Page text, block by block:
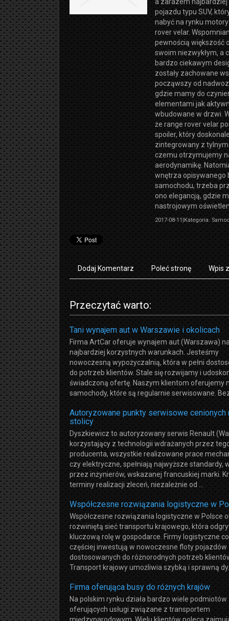
a zarazem
pojazdu typu SUV,
nabyć na rynku
rover velar.
pewnością większość
swoim niezwykłym, a
bardzo ciekawym
zostały zachowane
począwszy od
gdzie mamy do
elementami jak
wbudowane w drzwi.
że range rover velar
spoiler, który
zintegrowany z
czemu otrzymujemy
aerodynamikę.
wnętrza opisywanego
samochodu, trzeba
ono elegancją, gdzie
nastrojowym
2017-08-11 Kategoria:
Dodaj Komentarz Poleć stronę Wpis
Przeczytać warto:
Tani wynajem aut w Warszawie i okolicach
Firma ArtCar oferuje wynajem aut (Warszawa)
najbardziej korzystnych warunkach. Jesteśmy
nowoczesną wypożyczalnią, która w pełni
do potrzeb klientów. Stale się rozwijamy i
świadczoną ofertę. Naszym klientom oferujemy
samochody, które są regularnie serwisowane.
Autoryzowane punkty serwisowe cenionych
stolicy
Dyszkiewicz to autoryzowany serwis Renault
korzystający z technologii wdrażanych przez
producenta, wszystkie realizowane prace
czy elektryczne, spełniają najwyższe standardy,
przez inżynierów, wskazanej francuskiej marki.
terminy realizacji zleceń, niezależnie od ...
Współczesne rozwiązania logistyczne w
Współczesne rozwiązania logistyczne w Polsce
rozwiniętą sieć transportu krajowego, która
kluczową rolę w gospodarce. Firmy logistyczne
częściej inwestują w nowoczesne floty pojazdów
dostosowanych do różnorodnych potrzeb
Transport krajowy umożliwia szybką i sprawną
Firma oferująca busy do różnych krajów
Na polskim rynku działa bardzo wiele podmiotów
oferujących usługi związane z transportem